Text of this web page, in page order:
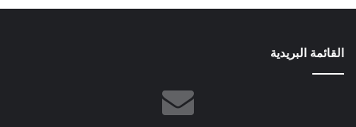
القائمة البريدية